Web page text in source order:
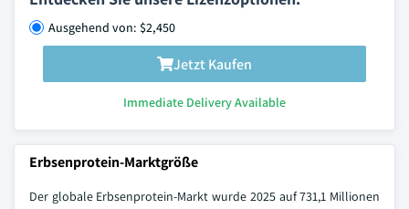
Ausgehend von: $2,450
Jetzt Kaufen
Immediate Delivery Available
Erbsenprotein-Marktgröße
Der globale Erbsenprotein-Markt wurde 2025 auf 731,1 Millionen